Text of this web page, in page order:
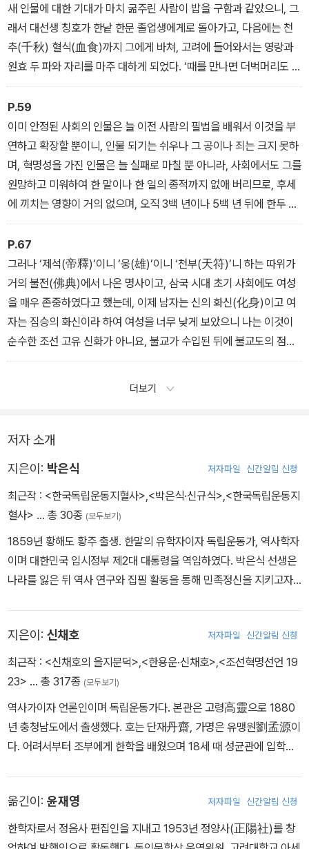
새 인물에 대한 기대가 마치 굶주린 사람이 밥을 구함과 같았으니, 그
래서 대선생 칭호가 한낱 한문 졸업생에게로 돌아가고, 다음에는 천
추(千秋) 혈식(血食)까지 그에게 바쳐, 고려에 들어와서는 영랑과
원효 두 파와 자리를 마주 대하게 되었다. ‘때를 만나면 더벅머리도 성
공한다’ 함은 이를 두고 한 말이니…
P.59
이미 안정된 사회의 인물은 늘 이전 사람의 필법을 배워서 이것을 부
연하고 확장할 뿐이니, 인물 되기는 쉬우나 그 공이나 죄는 크지 못하
며, 혁명성을 가진 인물은 늘 실패로 마칠 뿐 아니라, 사회에서도 그를
원망하고 미워하여 한 말이나 한 일의 종적까지 없애 버리므로, 후세
에 끼치는 영향이 거의 없으며, 오직 3백 년이나 5백 년 뒤에 한두 사
람 마음이 서로 통하는 이가 있어 그가 남긴 말을 감상할 뿐이요, 안정
되지 않은 사회의 인물은 반드시 창조적 혁명적 남아라야 할 듯하나,
어떤 때에는 꼭 그렇지도 않아, 작은 칼로 잔재주를 부리는 형편없는
재주꾼으로서 외국인 입을 흉내 내서 말하고 웃고 노래함이 그럴듯하
여 사람들을 움직일 만하면 거연히 인물 지위를 얻기도 한다.
P.67
그러나 ‘제석(帝釋)’이니 ‘웅(雄)’이니 ‘천부(天符)’니 하는 따위가
거의 불전(佛典)에서 나온 명사이고, 삼국 시대 초기 사회에도 여성
을 매우 존중하였다고 했는데, 이제 남자는 신의 화신(化身)이고 여
자는 짐승의 화신이라 하여 여성을 너무 낮게 보았으니 나는 이것이
순수한 조선 고유 신화가 아니요, 불교가 수입된 뒤에 불교도의 점철
(點綴)이 적지 않았다고 생각한다.
더보기
저자 소개
지은이: 박은식 저자파일 신간알림 신청
최근작 : <한국독립운동지혈사>,<박은식·신규식>,<한국독립운동지
혈사> … 총 30종 (모두보기)
1859년 황해도 황주 출생. 한말의 유학자이자 독립운동가, 역사학자
이며 대한민국 임시정부 제2대 대통령을 역임하였다. 박은식 선생은
나라를 잃은 뒤 역사 연구와 집필 활동을 통해 민족정신을 지키고자
기틀을 세웠다. 대표 저서로 『한국통사』, 『한국독립운동지혈사』 등이
있으며, 일제강점기 속에서도 민족의 자주성과 독립 의지를 역사 속
에 담아내는 데 평생을 바쳤다. 그의 역사관은 오늘날까지도 한국 독
지은이: 신채호 저자파일 신간알림 신청
최근작 : <신채호의 을지문덕>,<한용운·신채호>,<조선혁명선언 19
23> … 총 317종 (모두보기)
역사가이자 언론인이며 독립운동가다. 본관은 고령高靈으로 1880
년 충청남도에서 출생했다. 호는 단재丹齋, 가명은 유맹원劉孟源이
다. 어려서부터 조부에게 한학을 배웠으며 18세 때 성균관에 입학하
일비밀결사인 신민회에 참여했고 시론, 논설 등을 쓰며 애국계몽운동
과 항일언론운동을 펼쳤다. 또한 〈독사신론〉을 포함한 역사관계 논문
과 다수의 영웅전을 써서 민족의식과 독립정신 고취에도 힘썼다. 191
옮긴이: 윤재영 저자파일 신간알림 신청
한학자로서 정음사 편집인을 지내고 1953년 정양사(正陽社)를 창